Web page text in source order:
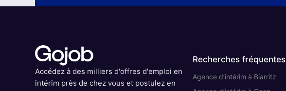
Accédez à des milliers d'offres d'emploi en
intérim près de chez vous et postulez en
Recherches fréquentes
Agence d’intérim à Biarritz